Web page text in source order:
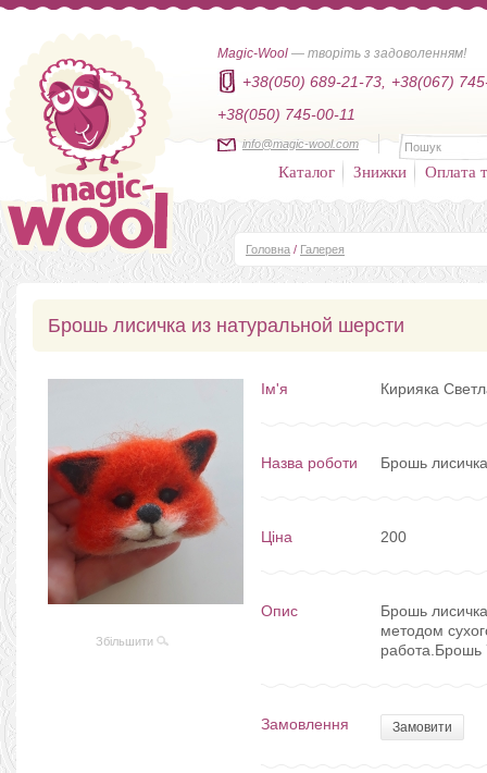
Magic-Wool — творіть з задоволенням!
+38(050) 689-21-73,
+38(067)
+38(050) 745-00-11
info@magic-wool.com
Каталог Знижки Оплата
Головна / Галерея
Брошь лисичка из натуральной шерсти
Збільшити
Ім'я Кирияка
Назва роботи Брошь
Ціна 200
Опис
Брошь
методом
работа.Брошь
Замовлення Замовити